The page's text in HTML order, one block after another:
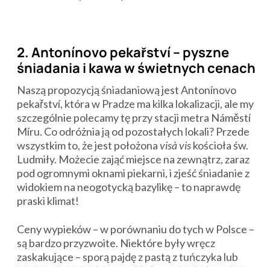
2. Antonínovo pekařství – pyszne
śniadania i kawa w świetnych cenach
Naszą propozycją śniadaniową jest Antonínovo
pekařství, która w Pradze ma kilka lokalizacji, ale my
szczególnie polecamy tę przy stacji metra Náměstí
Míru. Co odróżnia ją od pozostałych lokali? Przede
wszystkim to, że jest położonavisà viskościoła św.
Ludmiły. Możecie zająć miejsce na zewnątrz, zaraz
pod ogromnymi oknami piekarni, i zjeść śniadanie z
widokiem na neogotycką bazylikę – to naprawdę
praski klimat!
Ceny wypieków – w porównaniu do tych w Polsce –
są bardzo przyzwoite. Niektóre były wręcz
zaskakujące – sporą pajdę z pastą z tuńczyka lub